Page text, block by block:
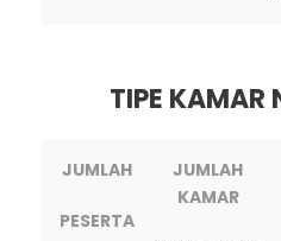
TIPE KAMAR
JUMLAH
PESERTA
JUMLAH
KAMAR